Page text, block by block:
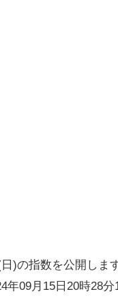
)の指数を公開します
年09月15日20時28分